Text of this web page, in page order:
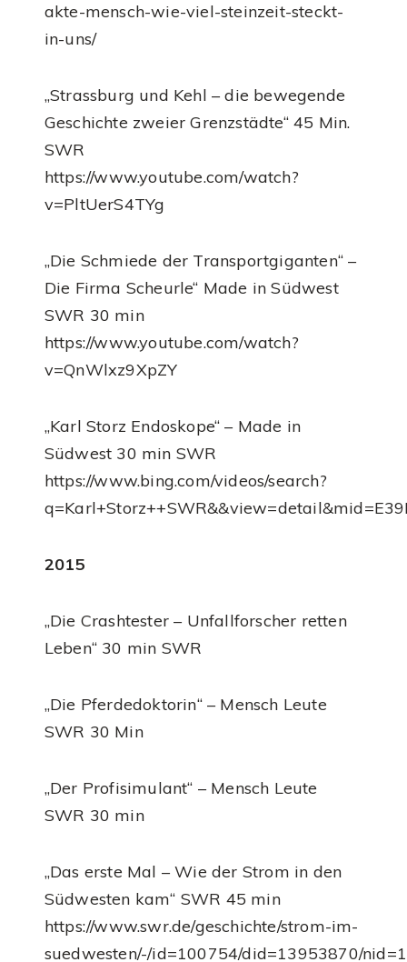
akte-mensch-wie-viel-steinzeit-steckt-
in-uns/
„Strassburg und Kehl – die bewegende
Geschichte zweier Grenzstädte“ 45 Min.
SWR
https://www.youtube.com/watch?
v=PltUerS4TYg
„Die Schmiede der Transportgiganten“ –
Die Firma Scheurle“ Made in Südwest
SWR 30 min
https://www.youtube.com/watch?
v=QnWlxz9XpZY
„Karl Storz Endoskope“ – Made in
Südwest 30 min SWR
https://www.bing.com/videos/search?
2015
„Die Crashtester – Unfallforscher retten
Leben“ 30 min SWR
„Die Pferdedoktorin“ – Mensch Leute
SWR 30 Min
„Der Profisimulant“ – Mensch Leute
SWR 30 min
„Das erste Mal – Wie der Strom in den
Südwesten kam“ SWR 45 min
https://www.swr.de/geschichte/strom-im-
suedwesten/-/id=100754/did=13953870/